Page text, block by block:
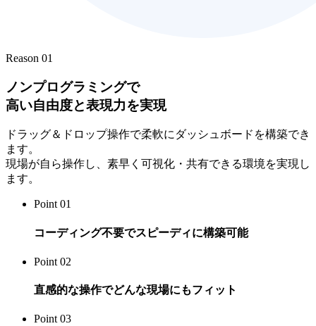
Reason 01
ノンプログラミングで
高い自由度と表現力を実現
ドラッグ＆ドロップ操作で柔軟にダッシュボードを構築でき
ます。
現場が自ら操作し、素早く可視化・共有できる環境を実現し
ます。
Point 01
コーディング不要でスピーディに構築可能
Point 02
直感的な操作でどんな現場にもフィット
Point 03